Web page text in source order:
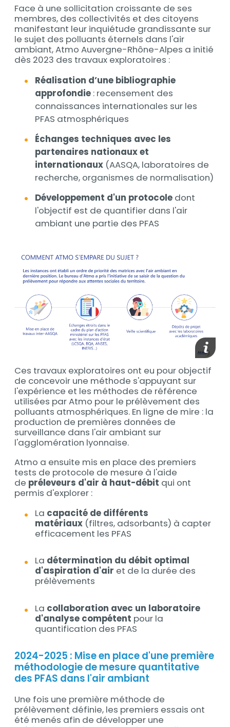
Face à une sollicitation croissante de ses
membres, des collectivités et des citoyens
manifestant leur inquiétude grandissante sur
le sujet des polluants éternels dans l'air
ambiant, Atmo Auvergne-Rhône-Alpes a initié
dès 2023 des travaux exploratoires :
Réalisation d’une bibliographie
approfondie: recensement des
connaissances internationales sur les
PFAS atmosphériques
Échanges techniques avec les
partenaires nationaux et
internationaux(AASQA, laboratoires de
recherche, organismes de normalisation)
Développement d'un protocoledont
l'objectif est de quantifier dans l'air
ambiant une partie des PFAS
Ces travaux exploratoires ont eu pour objectif
de concevoir une méthode s'appuyant sur
l'expérience et les méthodes de référence
utilisées par Atmo pour le prélèvement des
polluants atmosphériques. En ligne de mire : la
production de premières données de
surveillance dans l'air ambiant sur
l'agglomération lyonnaise.
Atmo a ensuite mis en place des premiers
tests de protocole de mesure à l'aide
de préleveurs d'air à haut-débit qui ont
permis d'explorer :
La capacité de différents
matériaux(filtres, adsorbants) à capter
efficacement les PFAS
La détermination du débit optimal
d'aspiration d'air et de la durée des
prélèvements
La collaboration avec un laboratoire
d'analyse compétent pour la
quantification des PFAS
2024-2025 : Mise en place d'une première
méthodologie de mesure quantitative
des PFAS dans l'air ambiant
Une fois une première méthode de
prélèvement définie, les premiers essais ont
été menés afin de développer une